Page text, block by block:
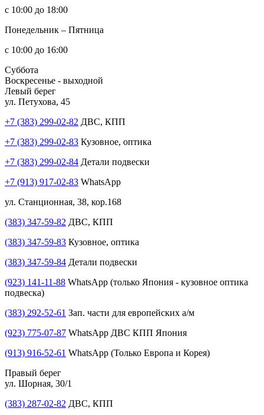
с 10:00 до 18:00
Понедельник – Пятница
с 10:00 до 16:00
Суббота
Воскресенье - выходной
Левый берег
ул. Петухова, 45
+7 (383) 299-02-82 ДВС, КПП
+7 (383) 299-02-83 Кузовное, оптика
+7 (383) 299-02-84 Детали подвески
+7 (913) 917-02-83 WhatsApp
ул. Станционная, 38, кор.168
(383) 347-59-82 ДВС, КПП
(383) 347-59-83 Кузовное, оптика
(383) 347-59-84 Детали подвески
(923) 141-11-88 WhatsApp (только Япония - кузовное оптика
подвеска)
(383) 292-52-61 Зап. части для европейских а/м
(923) 775-07-87 WhatsApp ДВС КПП Япония
(913) 916-52-61 WhatsApp (Только Европа и Корея)
Правый берег
ул. Шорная, 30/1
(383) 287-02-82 ДВС, КПП